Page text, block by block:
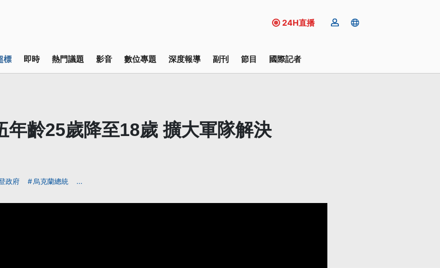
24H直播
標 即時 熱門議題 影音 數位專題 深度報導 副刊 節目 國際記者
年齡25歲降至18歲 擴大軍隊解決
政府 烏克蘭總統 ...